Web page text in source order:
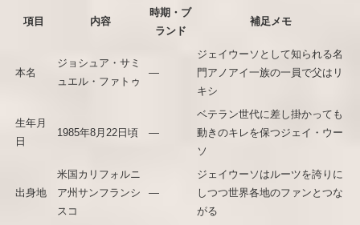
項目 内容
時期・ブ
ランド
補足メモ
本名
ジョシュア・サミ
ュエル・ファトゥ
―
ジェイウーソとして知られる名
門アノアイ一族の一員で父はリ
キシ
生年月
日
1985年8月22日頃 ―
ベテラン世代に差し掛かっても
動きのキレを保つジェイ・ウー
ソ
出身地
米国カリフォルニ
ア州サンフランシ
スコ
―
ジェイウーソはルーツを誇りに
しつつ世界各地のファンとつな
がる